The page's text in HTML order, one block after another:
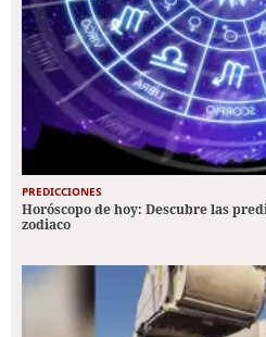
PREDICCIONES
Horóscopo de hoy: Descubre las
zodiaco